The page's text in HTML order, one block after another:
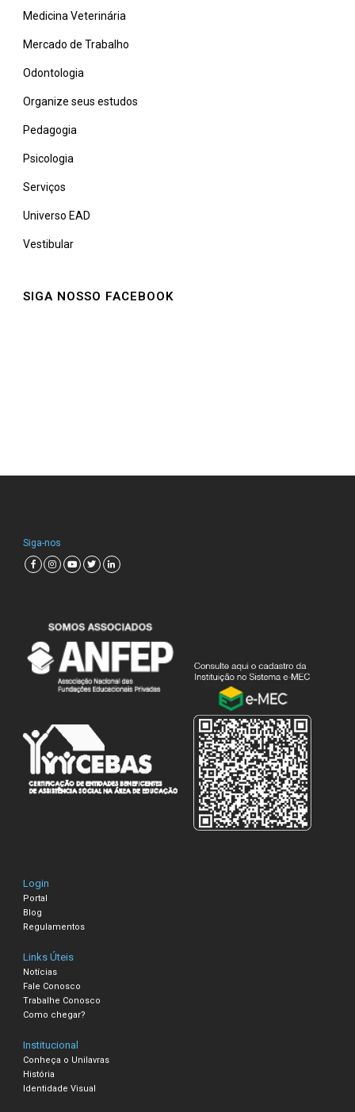
Medicina Veterinária
Mercado de Trabalho
Odontologia
Organize seus estudos
Pedagogia
Psicologia
Serviços
Universo EAD
Vestibular
SIGA NOSSO FACEBOOK
Siga-nos
Login
Portal
Blog
Regulamentos
Links Úteis
Notícias
Fale Conosco
Trabalhe Conosco
Como chegar?
Institucional
Conheça o Unilavras
História
Identidade Visual